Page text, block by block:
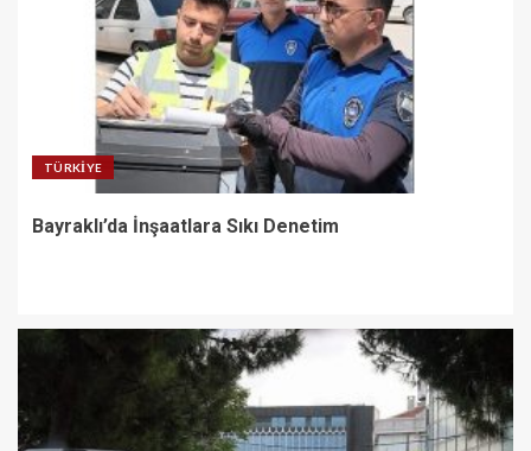
TÜRKIYE
Bayraklı’da İnşaatlara Sıkı Denetim